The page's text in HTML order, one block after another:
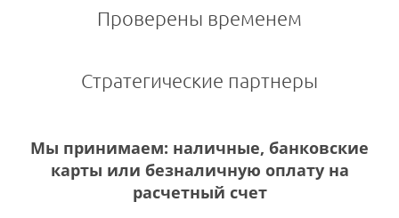
Проверены временем
Стратегические партнеры
Мы принимаем: наличные, банковские
карты или безналичную оплату на
расчетный счет